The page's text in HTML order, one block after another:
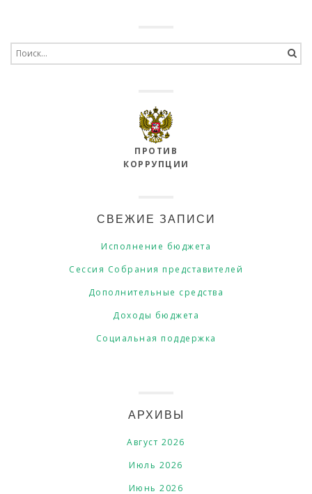
for:
ПРОТИВ
КОРРУПЦИИ
СВЕЖИЕ ЗАПИСИ
Исполнение бюджета
Сессия Собрания представителей
Дополнительные средства
Доходы бюджета
Социальная поддержка
АРХИВЫ
Август 2026
Июль 2026
Июнь 2026